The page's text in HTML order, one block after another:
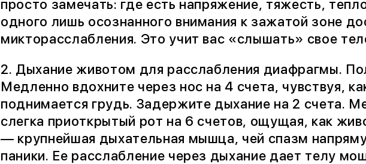
просто замечать: где есть напряжение, тяжесть,
одного лишь осознанного внимания к зажатой зоне
микторасслабления. Это учит вас «слышать» свое
2. Дыхание животом для расслабления диафрагмы.
Медленно вдохните через нос на 4 счета, чувствуя,
поднимается грудь. Задержите дыхание на 2 счета.
слегка приоткрытый рот на 6 счетов, ощущая, как
— крупнейшая дыхательная мышца, чей спазм
паники. Ее расслабление через дыхание дает телу